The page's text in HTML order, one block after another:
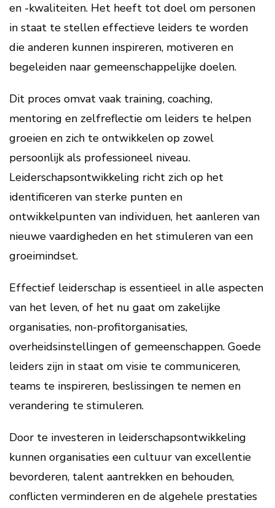
en -kwaliteiten. Het heeft tot doel om personen
in staat te stellen effectieve leiders te worden
die anderen kunnen inspireren, motiveren en
begeleiden naar gemeenschappelijke doelen.
Dit proces omvat vaak training, coaching,
mentoring en zelfreflectie om leiders te helpen
groeien en zich te ontwikkelen op zowel
persoonlijk als professioneel niveau.
Leiderschapsontwikkeling richt zich op het
identificeren van sterke punten en
ontwikkelpunten van individuen, het aanleren van
nieuwe vaardigheden en het stimuleren van een
groeimindset.
Effectief leiderschap is essentieel in alle aspecten
van het leven, of het nu gaat om zakelijke
organisaties, non-profitorganisaties,
overheidsinstellingen of gemeenschappen. Goede
leiders zijn in staat om visie te communiceren,
teams te inspireren, beslissingen te nemen en
verandering te stimuleren.
Door te investeren in leiderschapsontwikkeling
kunnen organisaties een cultuur van excellentie
bevorderen, talent aantrekken en behouden,
conflicten verminderen en de algehele prestaties